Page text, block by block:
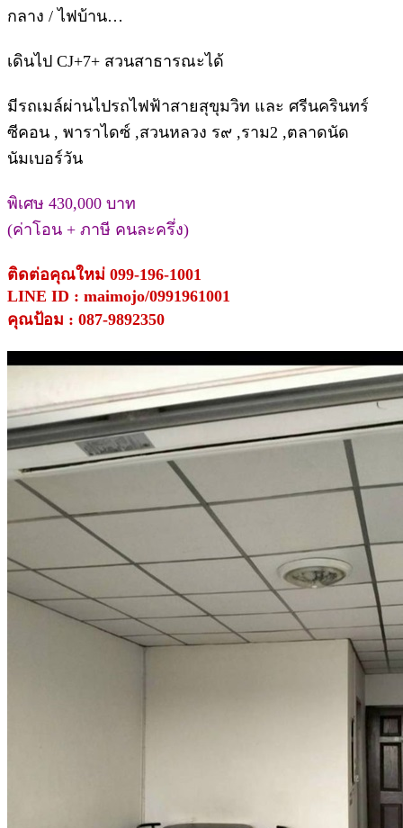
กลาง / ไฟบ้าน…
เดินไป CJ+7+ สวนสาธารณะได้
มีรถเมล์ผ่านไปรถไฟฟ้าสายสุขุมวิท และ ศรีนครินทร์
ซีคอน , พาราไดซ์ ,สวนหลวง ร๙ ,ราม2 ,ตลาดนัด
นัมเบอร์วัน
พิเศษ 430,000 บาท
(ค่าโอน + ภาษี คนละครึ่ง)
ติดต่อคุณใหม่ 099-196-1001
LINE ID : maimojo/0991961001
คุณป้อม : 087-9892350